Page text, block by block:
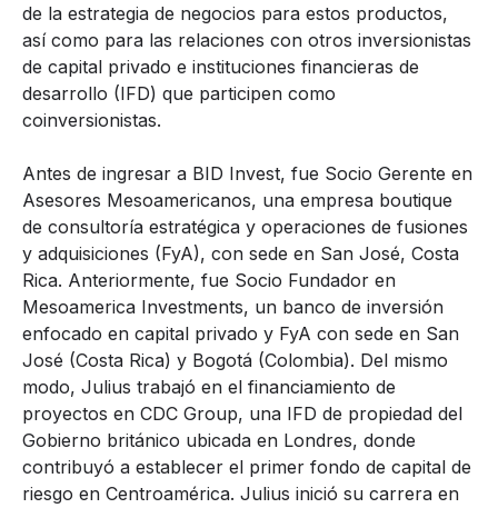
de la estrategia de negocios para estos productos,
así como para las relaciones con otros inversionistas
de capital privado e instituciones financieras de
desarrollo (IFD) que participen como
coinversionistas.
Antes de ingresar a BID Invest, fue Socio Gerente en
Asesores Mesoamericanos, una empresa boutique
de consultoría estratégica y operaciones de fusiones
y adquisiciones (FyA), con sede en San José, Costa
Rica. Anteriormente, fue Socio Fundador en
Mesoamerica Investments, un banco de inversión
enfocado en capital privado y FyA con sede en San
José (Costa Rica) y Bogotá (Colombia). Del mismo
modo, Julius trabajó en el financiamiento de
proyectos en CDC Group, una IFD de propiedad del
Gobierno británico ubicada en Londres, donde
contribuyó a establecer el primer fondo de capital de
riesgo en Centroamérica. Julius inició su carrera en